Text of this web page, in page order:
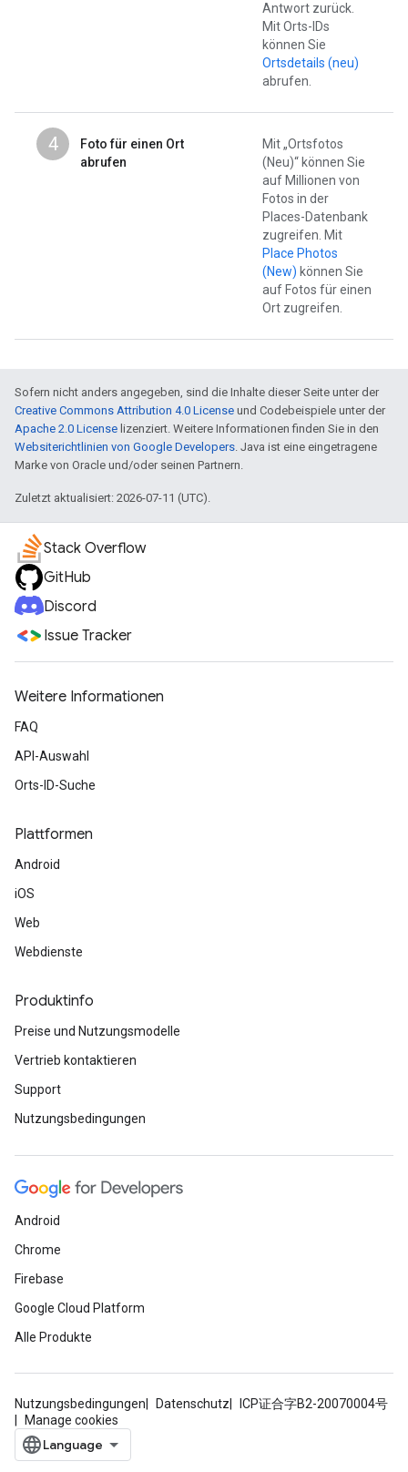
Antwort zurück.
Mit Orts-IDs
können Sie
Ortsdetails (neu)
abrufen.
4
Foto für einen Ort
abrufen
Mit „Ortsfotos
(Neu)“ können Sie
auf Millionen von
Fotos in der
Places-Datenbank
zugreifen. Mit
Place Photos
(New) können Sie
auf Fotos für einen
Ort zugreifen.
Sofern nicht anders angegeben, sind die Inhalte dieser Seite unter der
Creative Commons Attribution 4.0 License und Codebeispiele unter der
Apache 2.0 License lizenziert. Weitere Informationen finden Sie in den
Websiterichtlinien von Google Developers. Java ist eine eingetragene
Marke von Oracle und/oder seinen Partnern.
Zuletzt aktualisiert: 2026-07-11 (UTC).
Stack Overflow
GitHub
Discord
Issue Tracker
Weitere Informationen
FAQ
API-Auswahl
Orts-ID-Suche
Plattformen
Android
iOS
Web
Webdienste
Produktinfo
Preise und Nutzungsmodelle
Vertrieb kontaktieren
Support
Nutzungsbedingungen
Android
Chrome
Firebase
Google Cloud Platform
Alle Produkte
Nutzungsbedingungen Datenschutz
ICP证合字B2-20070004号
Manage cookies